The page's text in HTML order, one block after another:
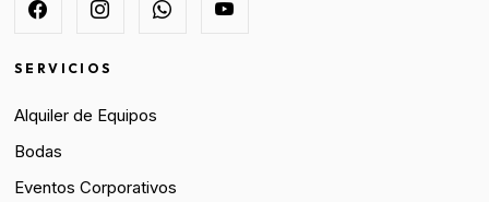
SERVICIOS
Alquiler de Equipos
Bodas
Eventos Corporativos